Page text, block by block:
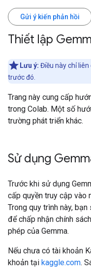
Gửi ý kiến phản hồi
Thiết lập
Lưu ý: Điều này chỉ
trước đó.
Trang này cung cấp
trong Colab. Một số
trường phát triển khác.
Sử dụng
Trước khi sử dụng
cấp quyền truy cập vào
Trong quy trình này,
để chấp nhận chính
phép của Gemma.
Nếu chưa có tài khoản
khoản tại kaggle.com.